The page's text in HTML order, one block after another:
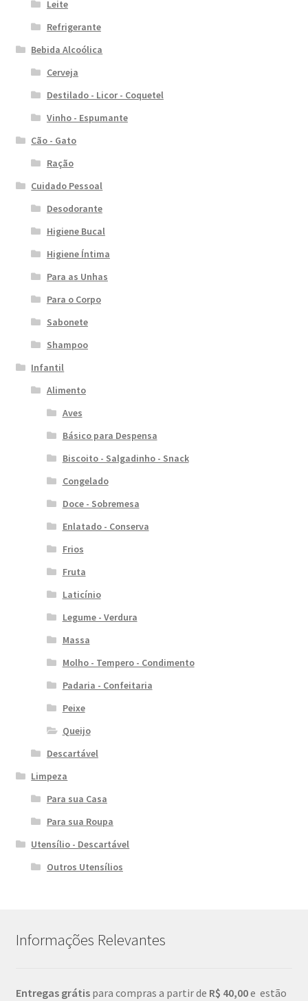
Leite
Refrigerante
Bebida Alcoólica
Cerveja
Destilado - Licor - Coquetel
Vinho - Espumante
Cão - Gato
Ração
Cuidado Pessoal
Desodorante
Higiene Bucal
Higiene Íntima
Para as Unhas
Para o Corpo
Sabonete
Shampoo
Infantil
Alimento
Aves
Básico para Despensa
Biscoito - Salgadinho - Snack
Congelado
Doce - Sobremesa
Enlatado - Conserva
Frios
Fruta
Laticínio
Legume - Verdura
Massa
Molho - Tempero - Condimento
Padaria - Confeitaria
Peixe
Queijo
Descartável
Limpeza
Para sua Casa
Para sua Roupa
Utensílio - Descartável
Outros Utensílios
Informações Relevantes
Entregas grátis para compras a partir de R$ 40,00e estão